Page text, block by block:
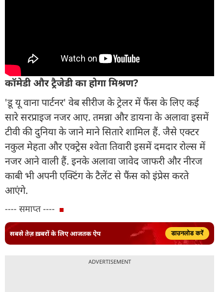
कॉमेडी और ट्रैजेडी का होगा मिश्रण?
'डू यू वाना पार्टनर' वेब सीरीज के ट्रेलर में फैंस के लिए कई
सारे सरप्राइज नजर आए. तमन्ना और डायना के अलावा इसमें
टीवी की दुनिया के जाने माने सितारे शामिल हैं. जैसे एक्टर
नकुल मेहता और एक्ट्रेस श्वेता तिवारी इसमें दमदार रोल्स में
नजर आने वाली हैं. इनके अलावा जावेद जाफरी और नीरज
काबी भी अपनी एक्टिंग के टैलेंट से फैंस को इंप्रेस करते
आएंगे.
---- समाप्त ----
सबसे तेज़ ख़बरों के लिए आजतक ऐप डाउनलोड करें
ADVERTISEMENT